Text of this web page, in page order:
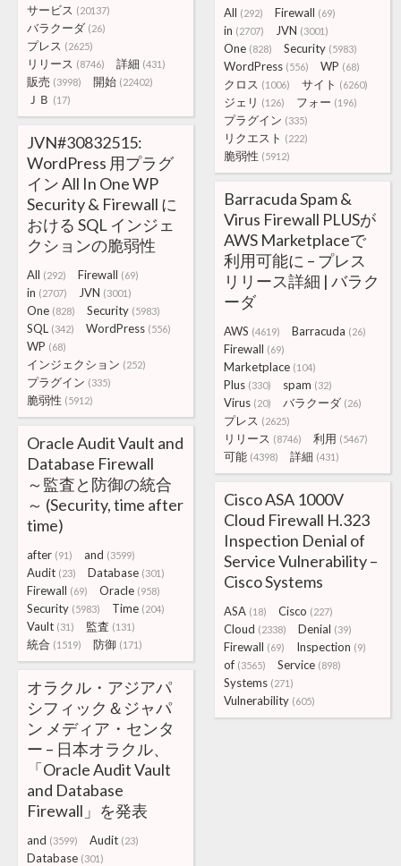
サービス (20137)
バラクーダ (26)
プレス (2625)
リリース (8746) 詳細 (431)
販売 (3998) 開始 (22402)
ＪＢ (17)
All (292) Firewall (69)
in (2707) JVN (3001)
One (828) Security (5983)
WordPress (556) WP (68)
クロス (1006) サイト (6260)
ジェリ (126) フォー (196)
プラグイン (335)
リクエスト (222)
脆弱性 (5912)
JVN#30832515:
WordPress 用プラグ
イン All In One WP
Security & Firewall に
おける SQL インジェ
クションの脆弱性
All (292) Firewall (69)
in (2707) JVN (3001)
One (828) Security (5983)
SQL (342) WordPress (556)
WP (68)
インジェクション (252)
プラグイン (335)
脆弱性 (5912)
Barracuda Spam &
Virus Firewall PLUSが
AWS Marketplaceで
利用可能に – プレス
リリース詳細 | バラク
ーダ
AWS (4619) Barracuda (26)
Firewall (69)
Marketplace (104)
Plus (330) spam (32)
Virus (20) バラクーダ (26)
プレス (2625)
リリース (8746) 利用 (5467)
可能 (4398) 詳細 (431)
Oracle Audit Vault and
Database Firewall
～監査と防御の統合
～ (Security, time after
time)
after (91) and (3599)
Audit (23) Database (301)
Firewall (69) Oracle (958)
Security (5983) Time (204)
Vault (31) 監査 (131)
統合 (1519) 防御 (171)
Cisco ASA 1000V
Cloud Firewall H.323
Inspection Denial of
Service Vulnerability –
Cisco Systems
ASA (18) Cisco (227)
Cloud (2338) Denial (39)
Firewall (69) Inspection (9)
of (3565) Service (898)
Systems (271)
Vulnerability (605)
オラクル・アジアパ
シフィック＆ジャパ
ン メディア・センタ
ー – 日本オラクル、
「Oracle Audit Vault
and Database
Firewall」を発表
and (3599) Audit (23)
Database (301)